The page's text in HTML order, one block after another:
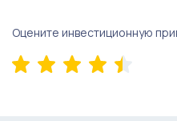
Оцените инвестиционную